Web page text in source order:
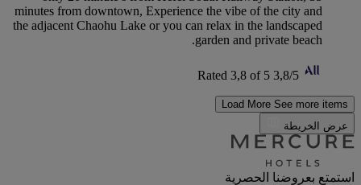
minutes from downtown, Experience the vibe of the city and
the adjacent Chaohu Lake or you can relax in the landscaped
garden and private beach.
3,8/5
Rated 3,8 of 5
Load More See more items
عرض الخريطة
استمتع بعروضنا الحصرية